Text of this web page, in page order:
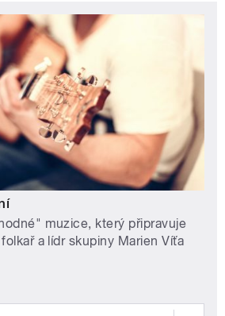
muzice, který připravuje
a lídr skupiny Marien Víťa